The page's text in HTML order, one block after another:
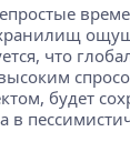
что
будет
в